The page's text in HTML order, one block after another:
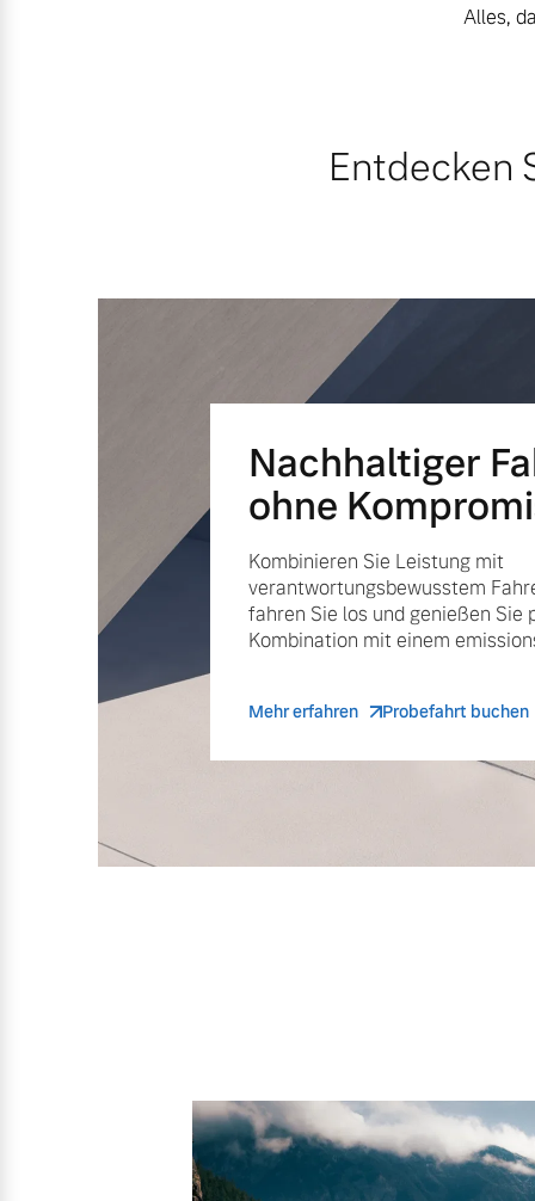
Alles,
Entdecken
Nachhaltiger
ohne
Kombinieren Sie Leistung mit
verantwortungsbewusstem
fahren Sie los und genießen Sie
Kombination mit einem
Mehr erfahren Probefahrt buchen